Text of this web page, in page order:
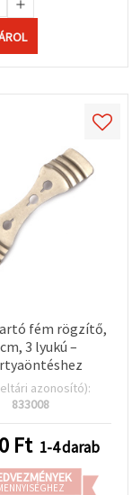
fém rögzítő,
3 lyukú –
azonosító):
833008
Ft 1-4 darab